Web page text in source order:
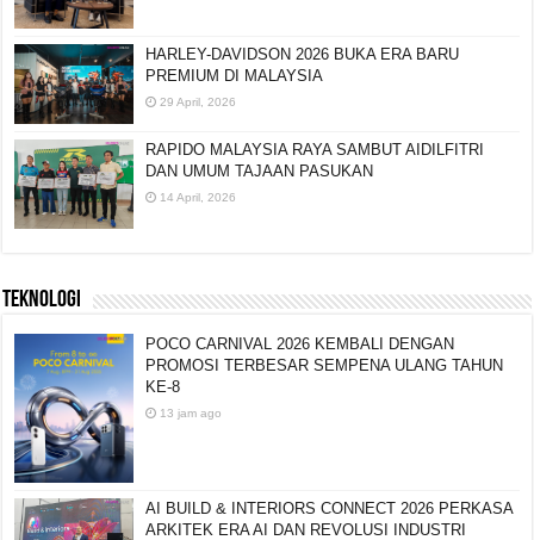
HARLEY-DAVIDSON 2026 BUKA ERA BARU
PREMIUM DI MALAYSIA
29 April, 2026
RAPIDO MALAYSIA RAYA SAMBUT AIDILFITRI
DAN UMUM TAJAAN PASUKAN
14 April, 2026
TEKNOLOGI
POCO CARNIVAL 2026 KEMBALI DENGAN
PROMOSI TERBESAR SEMPENA ULANG TAHUN
KE-8
13 jam ago
AI BUILD & INTERIORS CONNECT 2026 PERKASA
ARKITEK ERA AI DAN REVOLUSI INDUSTRI